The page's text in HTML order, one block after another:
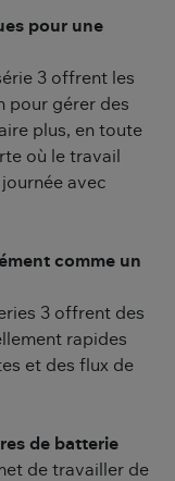
pour une
3 offrent les
pour gérer des
plus, en toute
où le travail
avec
comme un
3 offrent des
rapides
et des flux de
de batterie
de travailler de